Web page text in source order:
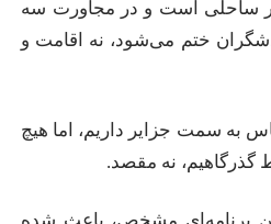
خاطرنشان کرد: بندرعباس دارای بیش از ۲۴ کیلومتر نوار ساحلی است و در مجاورت سه
ختم می‌شود، نه اقامت و
به سمت جزایر داریم، اما هیچ
نه مقصد.